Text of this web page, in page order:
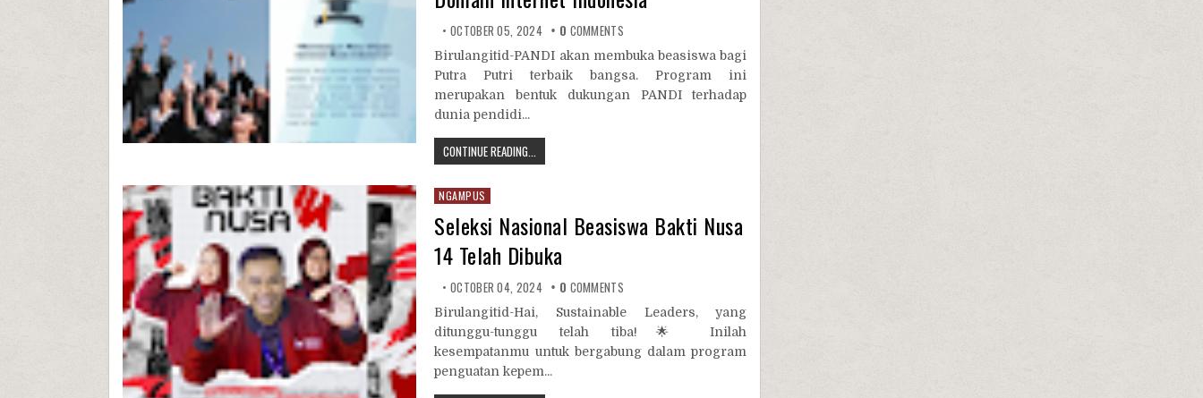
OCTOBER 05, 2024 0 COMMENTS
Birulangitid-PANDI akan membuka beasiswa bagi
Putra Putri terbaik bangsa. Program ini
merupakan bentuk dukungan PANDI terhadap
dunia pendidi...
CONTINUE READING...
NGAMPUS
Seleksi Nasional Beasiswa Bakti Nusa
14 Telah Dibuka
OCTOBER 04, 2024 0 COMMENTS
Birulangitid-Hai, Sustainable Leaders, yang
ditunggu-tunggu telah tiba!🌟 Inilah
kesempatanmu untuk bergabung dalam program
penguatan kepem...